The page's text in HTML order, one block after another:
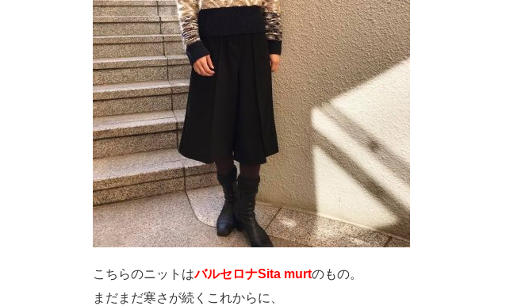
こちらのニットはバルセロナSita murtのもの。
まだまだ寒さが続くこれからに、